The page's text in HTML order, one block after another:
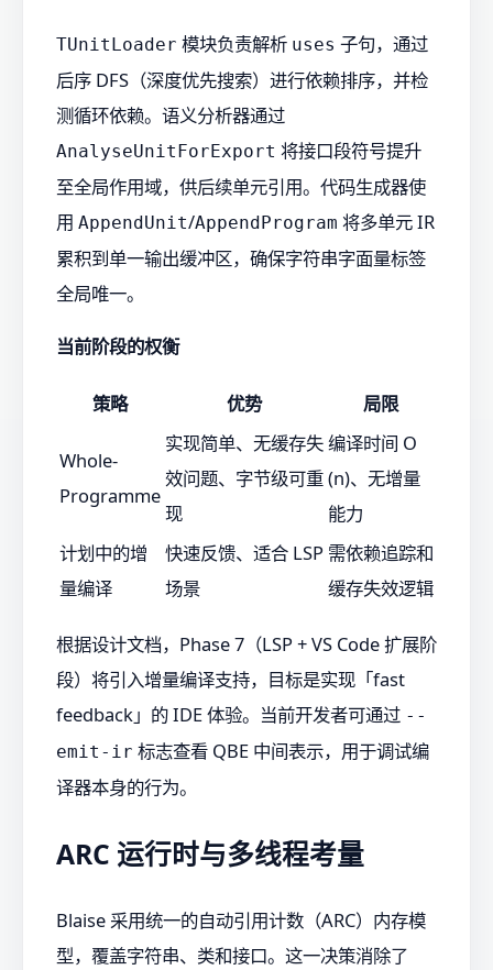
TUnitLoader 模块负责解析 uses 子句，通过
后序 DFS（深度优先搜索）进行依赖排序，并检
测循环依赖。语义分析器通过
AnalyseUnitForExport 将接口段符号提升
至全局作用域，供后续单元引用。代码生成器使
用 AppendUnit/AppendProgram 将多单元 IR
累积到单一输出缓冲区，确保字符串字面量标签
全局唯一。
当前阶段的权衡
策略 优势 局限
Whole-
Programme
实现简单、无缓存失
效问题、字节级可重
现
编译时间 O
(n)、无增量
能力
计划中的增
量编译
快速反馈、适合 LSP
场景
需依赖追踪和
缓存失效逻辑
根据设计文档，Phase 7（LSP + VS Code 扩展阶
段）将引入增量编译支持，目标是实现「fast
feedback」的 IDE 体验。当前开发者可通过 --
emit-ir 标志查看 QBE 中间表示，用于调试编
译器本身的行为。
ARC 运行时与多线程考量
Blaise 采用统一的自动引用计数（ARC）内存模
型，覆盖字符串、类和接口。这一决策消除了